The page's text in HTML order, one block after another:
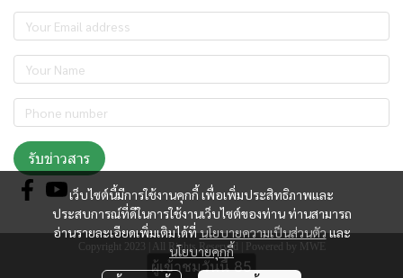
เว็บไซต์นี้มีการใช้งานคุกกี้ เพื่อเพิ่มประสิทธิภาพและ
ประสบการณ์ที่ดีในการใช้งานเว็บไซต์ของท่าน ท่านสามารถ
อ่านรายละเอียดเพิ่มเติมได้ที่นโยบายความเป็นส่วนตัวและ
นโยบายคุกกี้
รับข่าวสาร
Copyright 2023 | All Rights Reserved | Powered by MWE
ผู้เข้าชมวันนี้85